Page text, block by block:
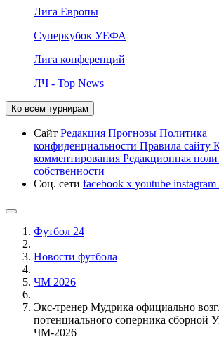
Лига Европы
Суперкубок УЕФА
Лига конференций
ЛЧ - Top News
Ко всем турнирам
Сайт Редакция Прогнозы Политика
конфиденциальности Правила сайту
комментирования Редакционная
собственности
Соц. сети facebook x youtube instagram
Футбол 24
Новости футбола
ЧМ 2026
Экс-тренер Мудрика официально
потенциального соперника сборной
ЧМ-2026